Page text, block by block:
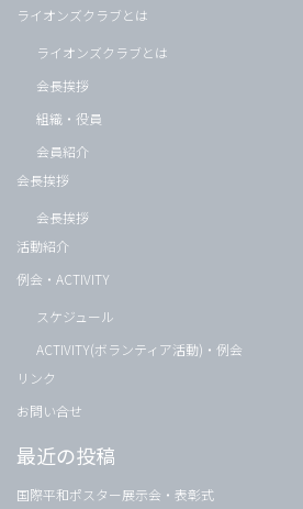
ライオンズクラブとは
ライオンズクラブとは
会長挨拶
組織・役員
会員紹介
会長挨拶
会長挨拶
活動紹介
例会・ACTIVITY
スケジュール
ACTIVITY(ボランティア活動)・例会
リンク
お問い合せ
最近の投稿
国際平和ポスター展示会・表彰式